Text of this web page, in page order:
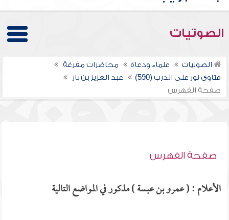
الصوتيات
الصوتيات علماء ودعاة
محاضرات مفرغة
فتاوى نور على الدرب (590)
عبد العزيز بن باز
صفحة الفهرس
صفحة الفهرس
الأعلام : ( عمرو بن عبسة ) مذكور في المواضع التالية